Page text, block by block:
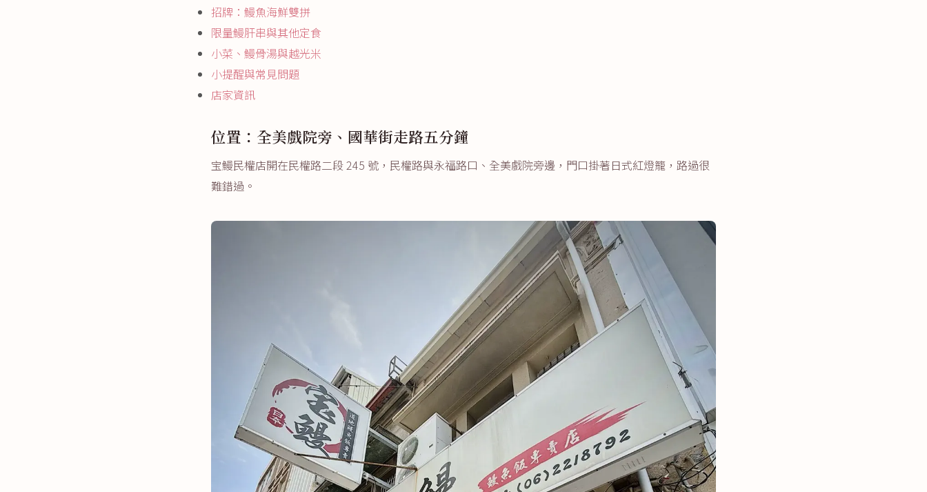
招牌：鰻魚海鮮雙拼
限量鰻肝串與其他定食
小菜、鰻骨湯與越光米
小提醒與常見問題
店家資訊
位置：全美戲院旁、國華街走路五分鐘
宝鰻民權店開在民權路二段 245 號，民權路與永福路口、全美戲院旁邊，門口掛著日式紅燈籠，路過很
難錯過。